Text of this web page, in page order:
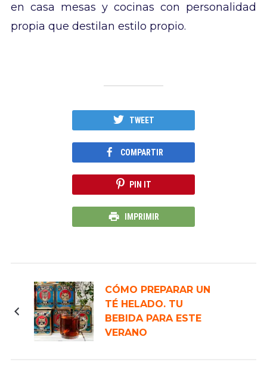
en casa mesas y cocinas con personalidad
propia que destilan estilo propio.
TWEET
COMPARTIR
PIN IT
IMPRIMIR
CÓMO PREPARAR UN
TÉ HELADO. TU
BEBIDA PARA ESTE
VERANO